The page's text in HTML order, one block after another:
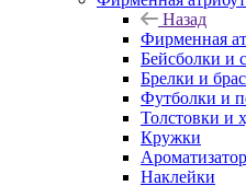
Назад
Фирменная
Бейсболки и
Брелки и
Футболки и
Толстовки и
Кружки
Наклейки